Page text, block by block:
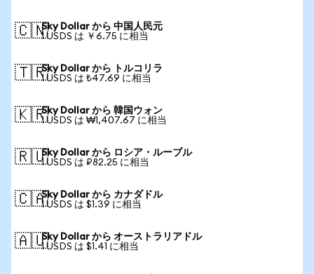
🇨🇳Sky Dollar から 中国人民元
1 USDS は ￥6.75 に相当
🇹🇷Sky Dollar から トルコリラ
1 USDS は ₺47.69 に相当
🇰🇷Sky Dollar から 韓国ウォン
1 USDS は ₩1,407.67 に相当
🇷🇺Sky Dollar から ロシア・ルーブル
1 USDS は ₽82.25 に相当
🇨🇦Sky Dollar から カナダドル
1 USDS は $1.39 に相当
🇦🇺Sky Dollar から オーストラリアドル
1 USDS は $1.41 に相当